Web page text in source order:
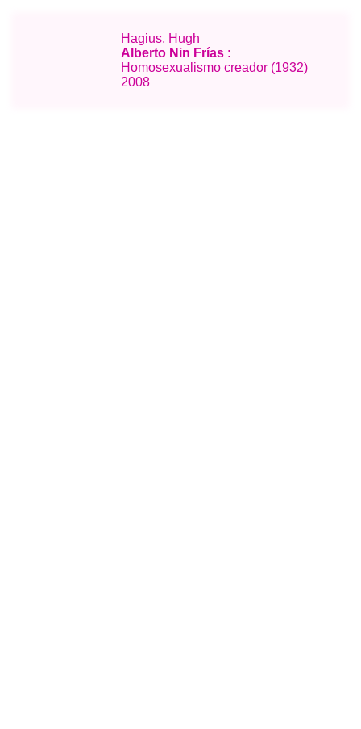
Hagius, Hugh
Alberto Nin Frías :
Homosexualismo creador (1932)
2008